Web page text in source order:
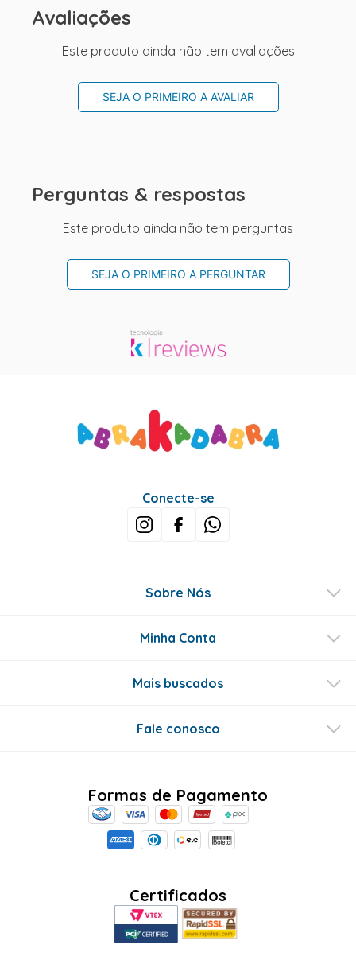
Avaliações
Este produto ainda não tem avaliações
SEJA O PRIMEIRO A AVALIAR
Perguntas & respostas
Este produto ainda não tem perguntas
SEJA O PRIMEIRO A PERGUNTAR
Conecte-se
Sobre Nós
Minha Conta
Mais buscados
Fale conosco
Formas de Pagamento
Certificados